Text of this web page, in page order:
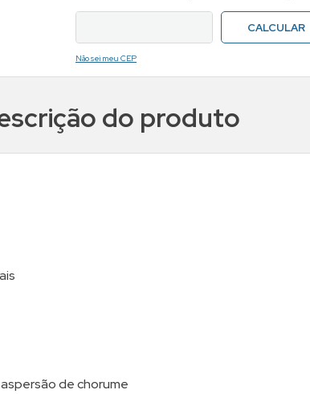
Não sei meu CEP
do produto
de chorume